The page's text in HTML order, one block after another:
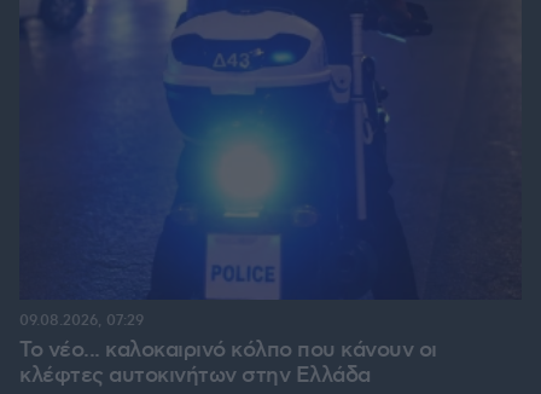
Το νέο... καλοκαιρινό κόλπο που κάνουν οι
κλέφτες αυτοκινήτων στην Ελλάδα
09.08.2026, 07:29